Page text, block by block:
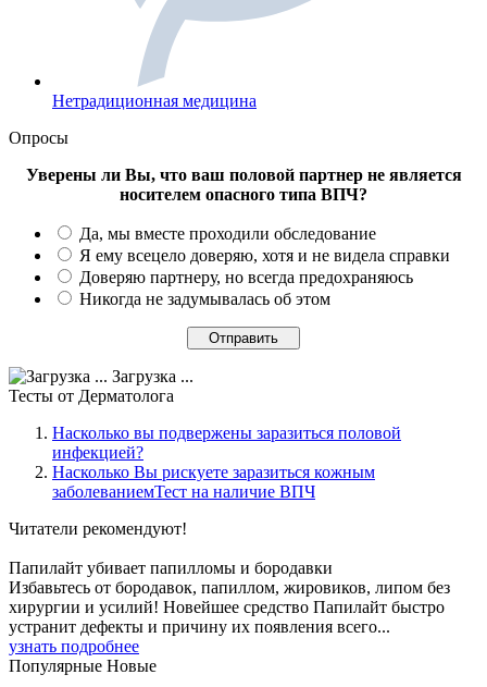
Нетрадиционная медицина
Опросы
Уверены ли Вы, что ваш половой партнер не является
носителем опасного типа ВПЧ?
Да, мы вместе проходили обследование
Я ему всецело доверяю, хотя и не видела справки
Доверяю партнеру, но всегда предохраняюсь
Никогда не задумывалась об этом
Загрузка ...
Тесты от Дерматолога
Насколько вы подвержены заразиться половой
инфекцией?
Насколько Вы рискуете заразиться кожным
заболеваниемТест на наличие ВПЧ
Читатели рекомендуют!
Папилайт убивает папилломы и бородавки
Избавьтесь от бородавок, папиллом, жировиков, липом без
хирургии и усилий! Новейшее средство Папилайт быстро
устранит дефекты и причину их появления всего...
узнать подробнее
Популярные Новые